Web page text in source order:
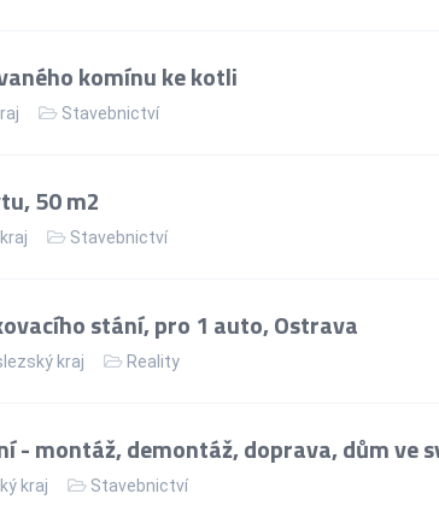
komínu ke kotli
Stavebnictví
50 m2
Stavebnictví
stání, pro 1 auto, Ostrava
kraj Reality
- montáž, demontáž, doprava, dům ve
kraj Stavebnictví